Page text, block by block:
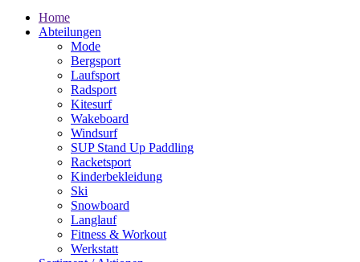
Home
Abteilungen
Mode
Bergsport
Laufsport
Radsport
Kitesurf
Wakeboard
Windsurf
SUP Stand Up Paddling
Racketsport
Kinderbekleidung
Ski
Snowboard
Langlauf
Fitness & Workout
Werkstatt